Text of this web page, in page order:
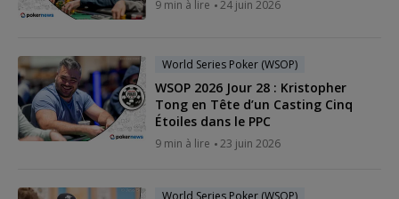
9 min à lire 24 juin 2026
World Series Poker (WSOP)
WSOP 2026 Jour 28 : Kristopher
Tong en Tête d’un Casting Cinq
Étoiles dans le PPC
9 min à lire 23 juin 2026
World Series Poker (WSOP)